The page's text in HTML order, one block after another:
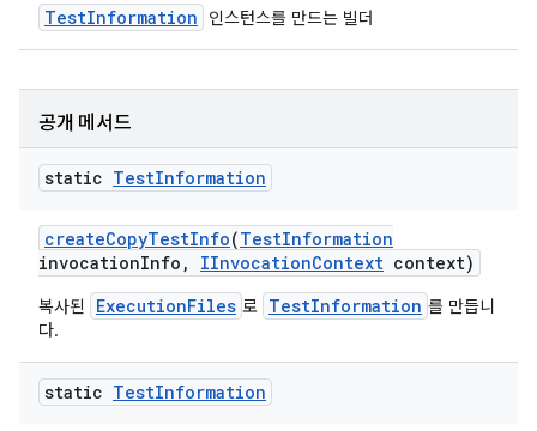
TestInformation
인스턴스를 만드는 빌더
공개 메서드
static TestInformation
createCopyTestInfo(TestInformation
invocationInfo , IInvocationContext context)
복사된 ExecutionFiles 로 TestInformation 를 만듭니
다.
static TestInformation